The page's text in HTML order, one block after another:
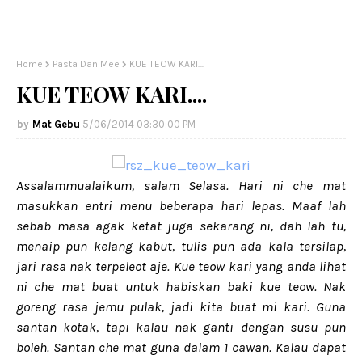
Home Pasta Dan Mee KUE TEOW KARI....
KUE TEOW KARI....
Mat Gebu 5/06/2014 03:30:00 PM
Assalammualaikum, salam Selasa. Hari ni che mat
masukkan entri menu beberapa hari lepas. Maaf lah
sebab masa agak ketat juga sekarang ni, dah lah tu,
menaip pun kelang kabut, tulis pun ada kala tersilap,
jari rasa nak terpeleot aje. Kue teow kari yang anda lihat
ni che mat buat untuk habiskan baki kue teow. Nak
goreng rasa jemu pulak, jadi kita buat mi kari. Guna
santan kotak, tapi kalau nak ganti dengan susu pun
boleh. Santan che mat guna dalam 1 cawan. Kalau dapat